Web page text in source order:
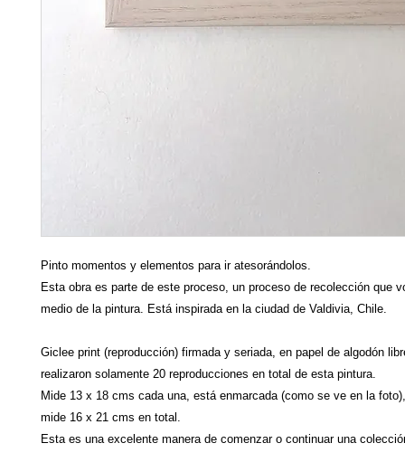
Pinto momentos y elementos para ir atesorándolos.
Esta obra es parte de este proceso, un proceso de recolección que
medio de la pintura. Está inspirada en la ciudad de Valdivia, Chile.
Giclee print (reproducción) firmada y seriada, en papel de algodón
realizaron solamente 20 reproducciones en total de esta pintura.
Mide 13 x 18 cms cada una, está enmarcada (como se ve en la
mide 16 x 21 cms en total.
Esta es una excelente manera de comenzar o continuar una